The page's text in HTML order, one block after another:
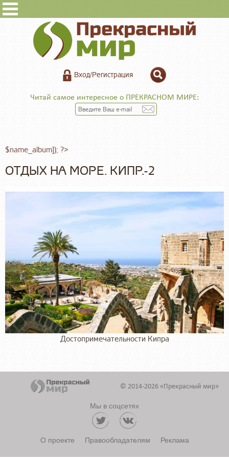
Вход/Регистрация
Читай самое интересное о ПРЕКРАСНОМ МИРЕ:
$name_album]); ?>
ОТДЫХ НА МОРЕ. КИПР.-2
Достопримечательности Кипра
© 2014-2026 «Прекрасный мир»
Мы в соцсетях
О проекте Правообладателям Реклама